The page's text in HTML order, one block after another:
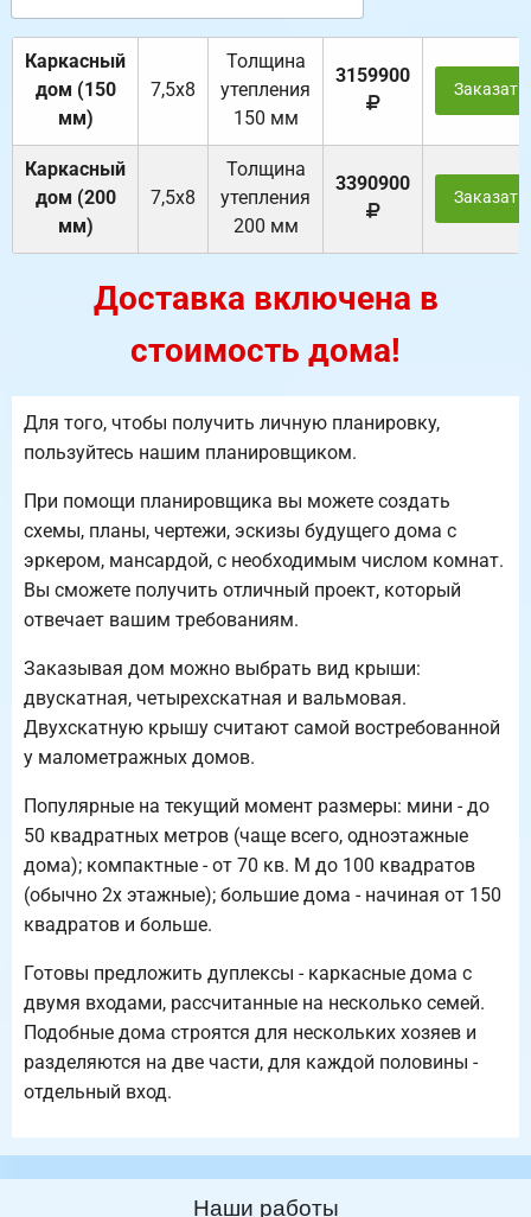
Каркасный
дом (150
мм)
7,5х8
Толщина
утепления
150 мм
3159900
Заказать
Каркасный
дом (200
мм)
7,5х8
Толщина
утепления
200 мм
3390900
Заказать
Доставка включена в
стоимость дома!
Для того, чтобы получить личную планировку,
пользуйтесь нашим планировщиком.
При помощи планировщика вы можете создать
схемы, планы, чертежи, эскизы будущего дома с
эркером, мансардой, с необходимым числом комнат.
Вы сможете получить отличный проект, который
отвечает вашим требованиям.
Заказывая дом можно выбрать вид крыши:
двускатная, четырехскатная и вальмовая.
Двухскатную крышу считают самой востребованной
у малометражных домов.
Популярные на текущий момент размеры: мини - до
50 квадратных метров (чаще всего, одноэтажные
дома); компактные - от 70 кв. М до 100 квадратов
(обычно 2х этажные); большие дома - начиная от 150
квадратов и больше.
Готовы предложить дуплексы - каркасные дома с
двумя входами, рассчитанные на несколько семей.
Подобные дома строятся для нескольких хозяев и
разделяются на две части, для каждой половины -
отдельный вход.
Наши работы